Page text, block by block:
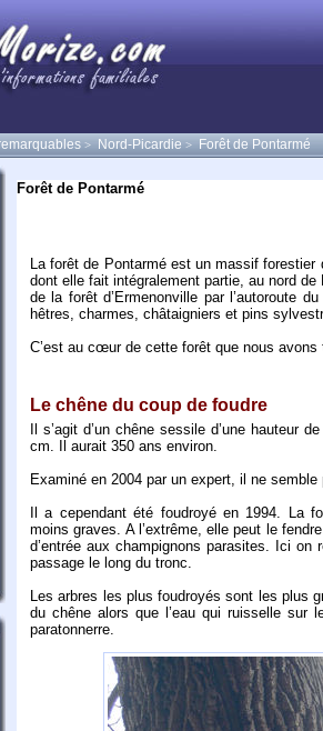
> Nord-Picardie > Forêt de Pontarmé
Forêt de Pontarmé
La forêt de Pontarmé est un massif
dont elle fait intégralement partie, au nord
de la forêt d’Ermenonville par l’autoroute
hêtres, charmes, châtaigniers et pins
C’est au cœur de cette forêt que nous avons
Le chêne du coup de foudre
Il s’agit d’un chêne sessile d’une hauteur
cm. Il aurait 350 ans environ.
Examiné en 2004 par un expert, il ne
Il a cependant été foudroyé en 1994. La
moins graves. A l’extrême, elle peut le
d’entrée aux champignons parasites. Ici on
passage le long du tronc.
Les arbres les plus foudroyés sont les plus
du chêne alors que l’eau qui ruisselle sur
paratonnerre.